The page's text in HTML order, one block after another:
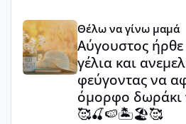
Αύγουστος ήρθε ξανά
Θέλω να γίνω μαμά
Αύγουστος
γέλια και
φεύγοντας να
όμορφο δωράκι
🥰🍒🍉🏝️🏖️🥰